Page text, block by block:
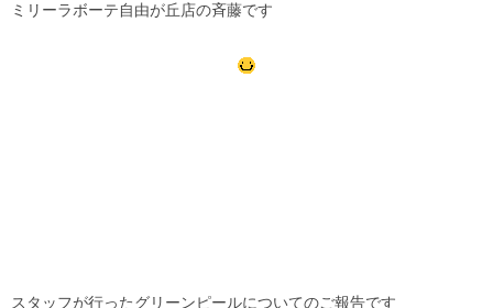
ミリーラボーテ自由が丘店の斉藤です
スタッフが行ったグリーンピールについてのご報告です